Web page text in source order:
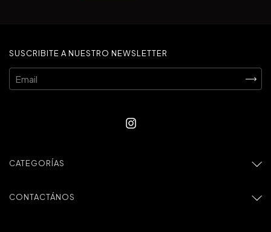
SUSCRIBITE A NUESTRO NEWSLETTER
CATEGORÍAS
CONTACTÁNOS